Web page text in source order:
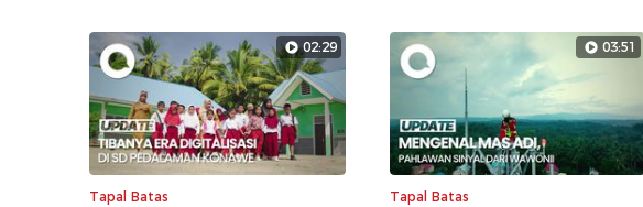
02:29
Tapal Batas
03:51
Tapal Batas